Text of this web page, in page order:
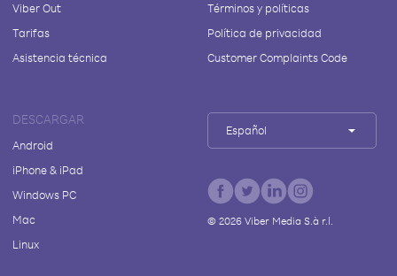
Viber Out
Tarifas
Asistencia técnica
Términos y políticas
Política de privacidad
Customer Complaints Code
DESCARGAR
Android
iPhone & iPad
Windows PC
Mac
Linux
Español
© 2026Viber Media S.à r.l.